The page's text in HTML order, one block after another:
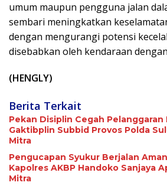
umum maupun pengguna jalan
sembari meningkatkan
dengan mengurangi potensi
disebabkan oleh kendaraan
(HENGLY)
Berita Terkait
Pekan Disiplin Cegah Pelanggaran
Gaktibplin Subbid Provos Polda
Mitra
Pengucapan Syukur Berjalan
Kapolres AKBP Handoko Sanjaya
Mitra